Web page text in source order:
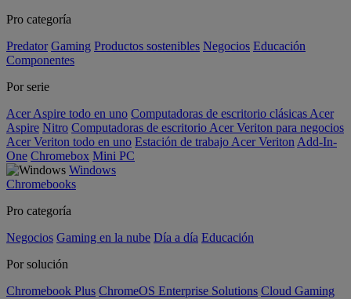
Pro categoría
Predator Gaming Productos sostenibles Negocios Educación
Componentes
Por serie
Acer Aspire todo en uno Computadoras de escritorio clásicas Acer
Aspire Nitro Computadoras de escritorio Acer Veriton para negocios
Acer Veriton todo en uno Estación de trabajo Acer Veriton Add-In-
One Chromebox Mini PC
Windows
Chromebooks
Pro categoría
Negocios Gaming en la nube Día a día Educación
Por solución
Chromebook Plus ChromeOS Enterprise Solutions Cloud Gaming